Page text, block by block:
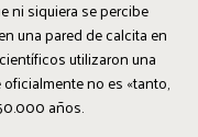
ni siquiera se percibe
una pared de calcita en
utilizaron una
no es «tanto,
años.